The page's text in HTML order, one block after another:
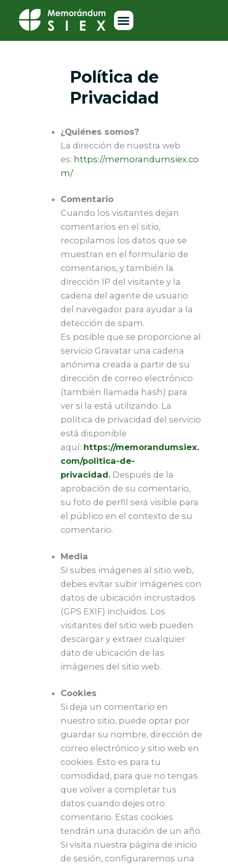
contenido
Política de
Privacidad
¿Quiénes somos?
La dirección de nuestra web
es: https://memorandumsiex.co
m/
Comentario
Cuando los visitantes dejan
comentarios en el sitio,
recopilamos los datos que se
muestran en el formulario de
comentarios, y también la
dirección IP del visitante y la
cadena del agente de usuario
del navegador para ayudar a la
detección de spam.
Es posible que se proporcione al
servicio Gravatar una cadena
anónima creada a partir de su
dirección de correo electrónico
(también llamada hash) para
ver si la está utilizando. La
política de privacidad del servicio
está disponible
aquí: https://memorandumsiex.
com/politica-de-
privacidad. Después de la
aprobación de su comentario,
su foto de perfil será visible para
el público en el contexto de su
comentario.
Media
Si subes imágenes al sitio web,
debes evitar subir imágenes con
datos de ubicación incrustados
(GPS EXIF) incluidos. Los
visitantes del sitio web pueden
descargar y extraer cualquier
dato de ubicación de las
imágenes del sitio web.
Cookies
Si deja un comentario en
nuestro sitio, puede optar por
guardar su nombre, dirección de
correo electrónico y sitio web en
cookies. Esto es para tu
comodidad, para que no tengas
que volver a completar tus
datos cuando dejes otro
comentario. Estas cookies
tendrán una duración de un año.
Si visita nuestra página de inicio
de sesión, configuraremos una